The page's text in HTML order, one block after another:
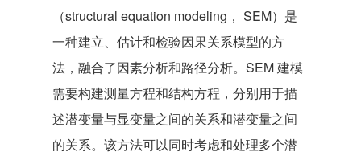
（structural equation modeling， SEM）是
一种建立、估计和检验因果关系模型的方
法，融合了因素分析和路径分析。SEM 建模
需要构建测量方程和结构方程，分别用于描
述潜变量与显变量之间的关系和潜变量之间
的关系。该方法可以同时考虑和处理多个潜